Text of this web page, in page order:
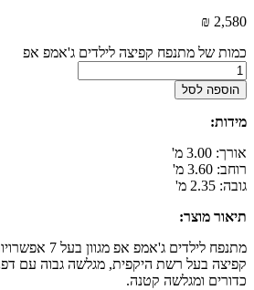
₪ 2,580
כמות של מתנפח קפיצה לילדים ג'אמפ אפ
הוספה לסל
מידות:
אורך: 3.00 מ'
רוחב: 3.60 מ'
גובה: 2.35 מ'
תיאור מוצר:
מתנפח לילדים
קפיצה בעל רשת היקפית, מגלשה גבוה עם
כדורים ומגלשה קטנה.